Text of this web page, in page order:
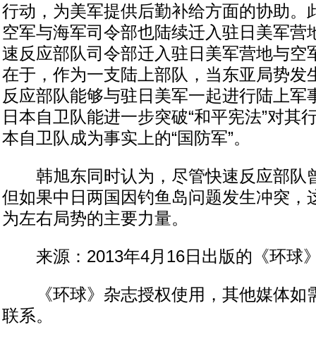
行动，为美军提供后勤补给方面的协助。
空军与海军司令部也陆续迁入驻日美军营
速反应部队司令部迁入驻日美军营地与空
在于，作为一支陆上部队，当东亚局势发
反应部队能够与驻日美军一起进行陆上军
日本自卫队能进一步突破“和平宪法”对其
本自卫队成为事实上的“国防军”。
韩旭东同时认为，尽管快速反应部队
但如果中日两国因钓鱼岛问题发生冲突，
为左右局势的主要力量。
来源：2013年4月16日出版的《环球
《环球》杂志授权使用，其他媒体如
联系。